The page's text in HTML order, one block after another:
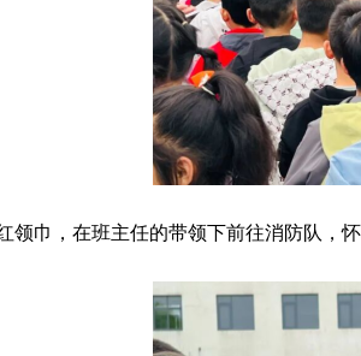
领巾，在班主任的带领下前往消防队，